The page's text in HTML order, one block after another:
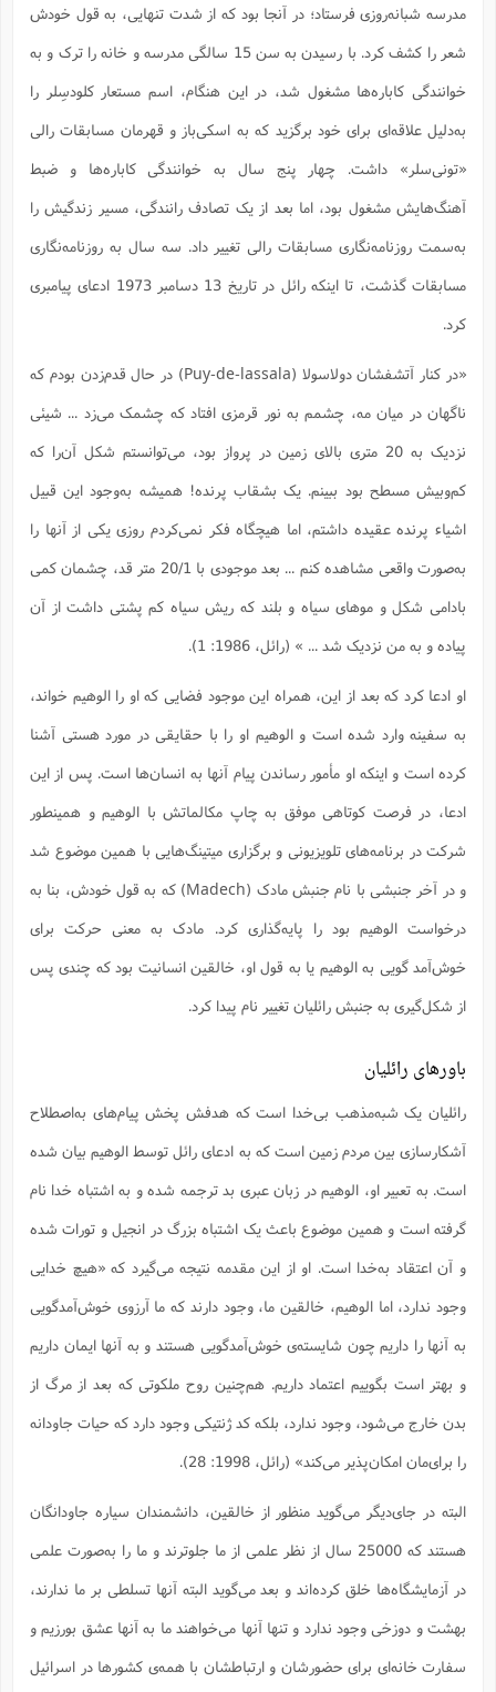
مدرسه شبانه‌روزی فرستاد؛ در آنجا بود که از شدت تنهایی، به قول خودش
شعر را کشف کرد. با رسیدن به سن 15 سالگی مدرسه و خانه را ترک و به
خوانندگی کاباره‌ها مشغول شد، در این هنگام، اسم مستعار کلود‌سِلر را
به‌دلیل علاقه‌ای برای خود برگزید که به اسکی‌باز و قهرمان مسابقات رالی
«تونی‌سلر» داشت. چهار پنج سال به خوانندگی کاباره‌ها و ضبط
آهنگ‌هایش مشغول بود، اما بعد از یک تصادف رانندگی، مسیر زندگیش را
به‌سمت روزنامه‌نگاری مسابقات رالی تغییر داد. سه سال به روزنامه‌نگاری
مسابقات گذشت، تا اینکه رائل در تاریخ 13 دسامبر 1973 ادعای پیامبری
کرد.
«در کنار آتشفشان دولاسولا (Puy-de-lassala) در حال قدم‌زدن بودم که
ناگهان در میان مه، چشمم به نور قرمزی افتاد که چشمک می‌زد ... شیئی
نزدیک به 20 متری بالای زمین در پرواز بود، می‌توانستم شکل آن‌را که
کم‌وبیش مسطح بود ببینم. یک بشقاب پرنده! همیشه به‌وجود این قبیل
اشیاء پرنده عقیده داشتم، اما هیچگاه فکر نمی‌کردم روزی یکی از آنها را
به‌صورت واقعی مشاهده کنم ... بعد موجودی با 20/1 متر قد، چشمان کمی
بادامی شکل و موهای سیاه و بلند که ریش سیاه کم پشتی داشت از آن
پیاده و به من نزدیک شد ... » (رائل، 1986: 1).
او ادعا کرد که بعد از این، همراه این موجود فضایی که او را الوهیم خواند،
به سفینه وارد شده است و الوهیم او را با حقایقی در مورد هستی آشنا
کرده‌ است و اینکه او مأمور رساندن پیام آنها به انسان‌ها است. پس از این
ادعا، در فرصت کوتاهی موفق به چاپ مکالماتش با الوهیم و همینطور
شرکت در برنامه‌های تلویزیونی و برگزاری میتینگ‌هایی با همین موضوع شد
و در آخر جنبشی با نام جنبش مادک (Madech) که به قول خودش، بنا به
درخواست الوهیم بود را پایه‌گذاری کرد. مادک به معنی حرکت برای
خوش‌آمد گویی به الوهیم یا به قول او، خالقین انسانیت بود که چندی پس
از شکل‌گیری به جنبش رائلیان تغییر نام پیدا کرد.
باورهای رائلیان
رائلیان یک شبه‌مذهب بی‌خدا است که هدفش پخش پیام‌های به‌اصطلاح
آشکارسازی بین مردم زمین است که به ادعای رائل توسط الوهیم بیان شده
است. به تعبیر او، الوهیم در زبان عبری بد ترجمه شده و به اشتباه خدا نام
گرفته است و همین موضوع باعث یک اشتباه بزرگ در انجیل و تورات شده
و آن اعتقاد به‌خدا است. او از این مقدمه نتیجه می‌گیرد که «هیچ خدایی
وجود ندارد، اما الوهیم، خالقین ما، وجود دارند که ما آرزوی خوش‌آمدگویی
به آنها را داریم چون شایسته‌ی خوش‌آمدگویی هستند و به آنها ایمان داریم
و بهتر است بگوییم اعتماد داریم. هم‌چنین روح ملکوتی که بعد از مرگ از
بدن خارج می‌شود، وجود ندارد، بلکه کد ژنتیکی وجود دارد که حیات جاودانه
را برای‌مان امکان‌پذیر می‌کند» (رائل، 1998: 28).
البته در جای‌دیگر می‌گوید منظور از خالقین، دانشمندان سیاره جاودانگان
هستند که 25000 سال از نظر علمی از ما جلوترند و ما را به‌صورت علمی
در آزمایشگاه‌ها خلق کرده‌اند و بعد می‌گوید البته آنها تسلطی بر ما ندارند،
بهشت و دوزخی وجود ندارد و تنها آنها می‌خواهند ما به آنها عشق بورزیم و
سفارت خانه‌ای برای حضورشان و ارتباطشان با همه‌ی کشورها در اسرائیل